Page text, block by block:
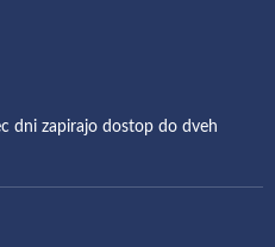
dni zapirajo dostop do dveh